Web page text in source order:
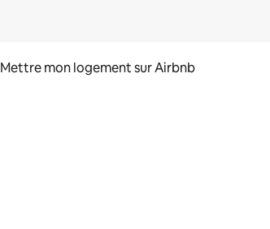
Mettre mon logement sur Airbnb